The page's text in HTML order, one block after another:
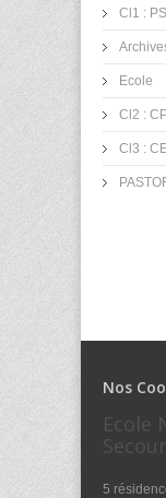
Cl1 :
Ecole
Cl2 :
Cl3 :
Nos
Ecole
5